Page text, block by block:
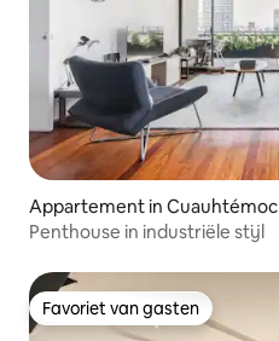
Appartement in Cuauhtémoc
Penthouse in industriële stijl
Favoriet van gasten
Favoriet van gasten